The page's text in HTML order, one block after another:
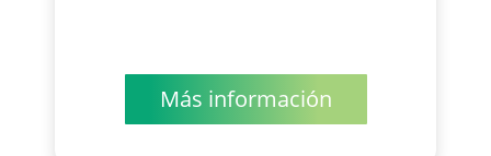
Más información